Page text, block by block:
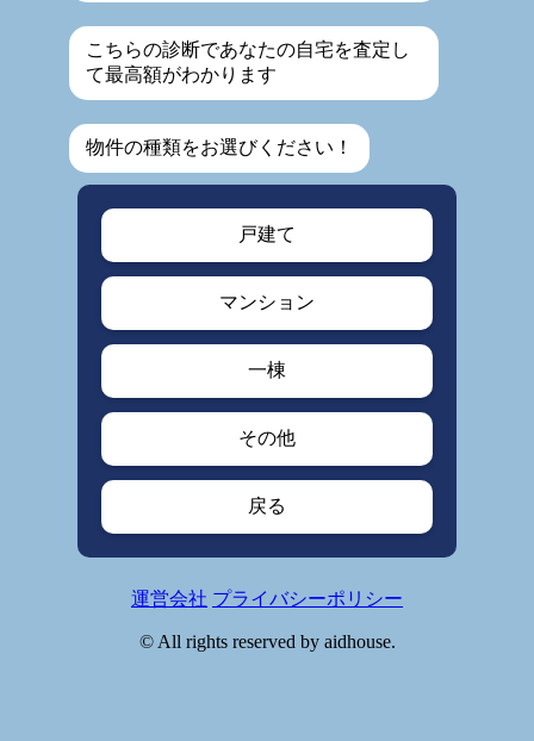
こちらの診断であなたの自宅を査定し
て最高額がわかります
物件の種類をお選びください！
戸建て
マンション
一棟
その他
戻る
運営会社 プライバシーポリシー
© All rights reserved by aidhouse.